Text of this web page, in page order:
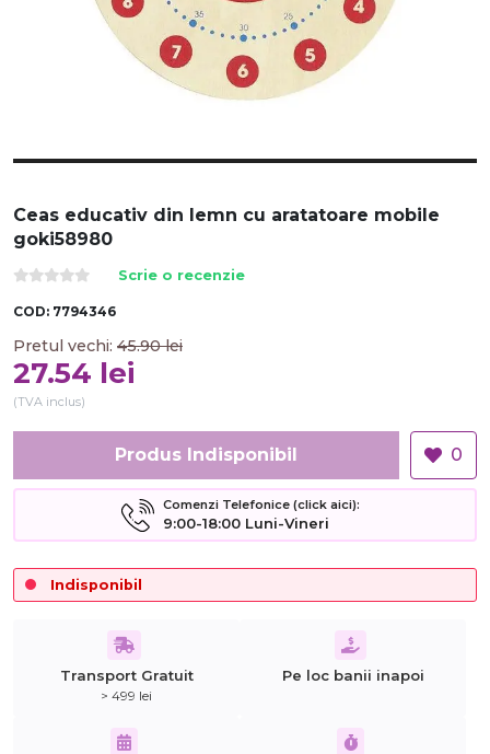
Ceas educativ din lemn cu aratatoare mobile
goki58980
Scrie o recenzie
COD: 7794346
Pretul vechi: 45.90 lei
27.54 lei
(TVA inclus)
Produs Indisponibil 0
Comenzi Telefonice (click aici):
9:00-18:00 Luni-Vineri
Indisponibil
Transport Gratuit
> 499 lei
Pe loc banii inapoi